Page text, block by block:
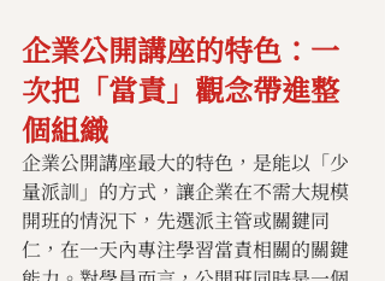
企業公開講座的特色：一
次把「當責」觀念帶進整
個組織
企業公開講座最大的特色，是能以「少
量派訓」的方式，讓企業在不需大規模
開班的情況下，先選派主管或關鍵同
仁，在一天內專注學習當責相關的關鍵